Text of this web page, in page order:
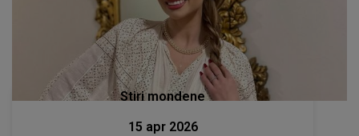
Stiri mondene
15 apr 2026